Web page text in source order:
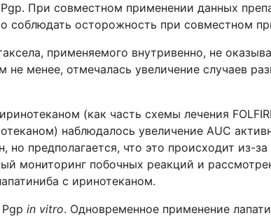
При совместном применении данных
осторожность при совместном
применяемого внутривенно, не
не менее, отмечалась увеличение случаев
(как часть схемы лечения
наблюдалось увеличение AUC
но предполагается, что это происходит из-
мониторинг побочных реакций и
с иринотеканом.
in vitro. Одновременное применение